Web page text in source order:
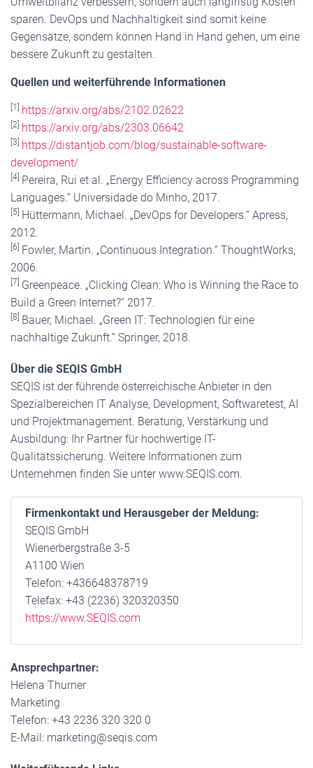
sparen. DevOps und Nachhaltigkeit sind somit keine
Gegensätze, sondern können Hand in Hand gehen, um eine
bessere Zukunft zu gestalten.
Quellen und weiterführende Informationen
[1] https://arxiv.org/abs/2102.02622
[2] https://arxiv.org/abs/2303.06642
[3] https://distantjob.com/blog/sustainable-software-
development/
[4] Pereira, Rui et al. „Energy Efficiency across Programming
Languages.“ Universidade do Minho, 2017.
[5] Hüttermann, Michael. „DevOps for Developers.“ Apress,
2012.
[6] Fowler, Martin. „Continuous Integration.“ ThoughtWorks,
2006.
[7] Greenpeace. „Clicking Clean: Who is Winning the Race to
Build a Green Internet?“ 2017.
[8] Bauer, Michael. „Green IT: Technologien für eine
nachhaltige Zukunft.“ Springer, 2018.
Über die SEQIS GmbH
SEQIS ist der führende österreichische Anbieter in den
Spezialbereichen IT Analyse, Development, Softwaretest, AI
und Projektmanagement. Beratung, Verstärkung und
Ausbildung: Ihr Partner für hochwertige IT-
Qualitätssicherung. Weitere Informationen zum
Unternehmen finden Sie unter www.SEQIS.com.
Firmenkontakt und Herausgeber der Meldung:
SEQIS GmbH
Wienerbergstraße 3-5
A1100 Wien
Telefon: +436648378719
Telefax: +43 (2236) 320320350
https://www.SEQIS.com
Ansprechpartner:
Helena Thurner
Marketing
Telefon: +43 2236 320 320 0
E-Mail: marketing@seqis.com